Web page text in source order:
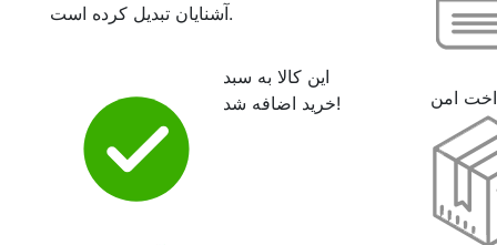
آشنایان تبدیل کرده است.
این کالا به سبد
خرید اضافه شد!
امن